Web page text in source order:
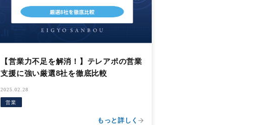
【営業力不足を解消！】テレアポの営業
支援に強い厳選8社を徹底比較
2025.02.28
営業
もっと詳しく